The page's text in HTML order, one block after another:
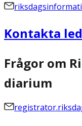
Kontakta
Frågor om
diarium